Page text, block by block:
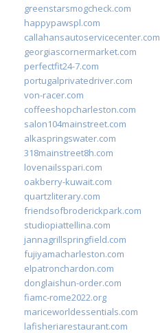
greenstarsmogcheck.com
happypawspl.com
callahansautoservicecenter.com
georgiascornermarket.com
perfectfit24-7.com
portugalprivatedriver.com
von-racer.com
coffeeshopcharleston.com
salon104mainstreet.com
alkaspringswater.com
318mainstreet8h.com
lovenailsspari.com
oakberry-kuwait.com
quartzliterary.com
friendsofbroderickpark.com
studiopiattellina.com
jannagrillspringfield.com
fujiyamacharleston.com
elpatronchardon.com
donglaishun-order.com
fiamc-rome2022.org
mariceworldessentials.com
lafisheriarestaurant.com